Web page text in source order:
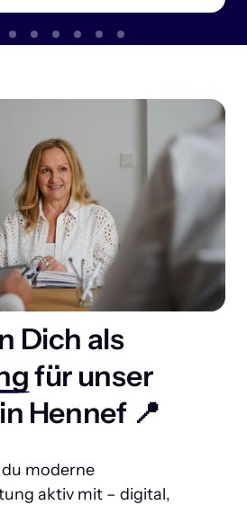
Wir suchen Dich als
für unser
Hennef 📍
moderne
aktiv mit – digital,